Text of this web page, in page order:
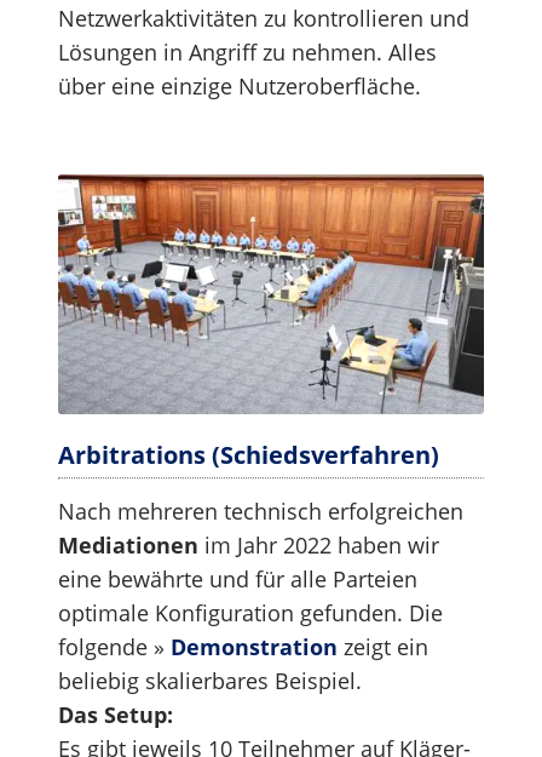
Netzwerkaktivitäten zu kontrollieren und
Lösungen in Angriff zu nehmen. Alles
über eine einzige Nutzeroberfläche.
Arbitrations (Schiedsverfahren)
Nach mehreren technisch erfolgreichen
Mediationen im Jahr 2022 haben wir
eine bewährte und für alle Parteien
optimale Konfiguration gefunden. Die
folgende » Demonstration zeigt ein
beliebig skalierbares Beispiel.
Das Setup:
Es gibt jeweils 10 Teilnehmer auf Kläger-